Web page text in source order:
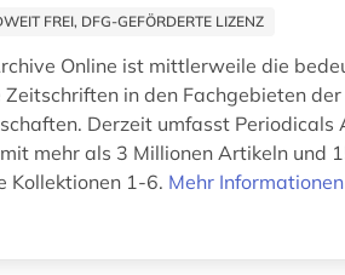
FREI, DFG-GEFÖRDERTE LIZENZ
Online ist mittlerweile die
Zeitschriften in den Fachgebieten
Derzeit umfasst Periodicals
mehr als 3 Millionen Artikeln und
Kollektionen 1-6. Mehr Informationen